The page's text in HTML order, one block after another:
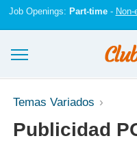
Job Openings: Part-time-
Ensayos y trabajos
Registrarse
Temas Variados
Publicidad